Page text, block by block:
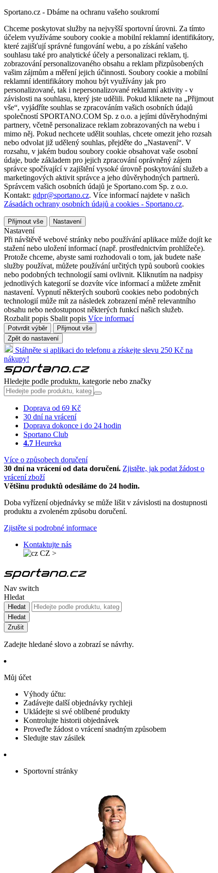
Sportano.cz - Dbáme na ochranu vašeho soukromí
Chceme poskytovat služby na nejvyšší sportovní úrovni. Za tímto
účelem využíváme soubory cookie a mobilní reklamní identifikátory,
které zajišťují správné fungování webu, a po získání vašeho
souhlasu také pro analytické účely a personalizaci reklam, tj.
zobrazování personalizovaného obsahu a reklam přizpůsobených
vašim zájmům a měření jejich účinnosti. Soubory cookie a mobilní
reklamní identifikátory mohou být využívány jak pro
personalizované, tak i nepersonalizované reklamní aktivity - v
závislosti na souhlasu, který jste udělili. Pokud kliknete na „Přijmout
vše“, vyjádříte souhlas se zpracováním vašich osobních údajů
společností SPORTANO.COM Sp. z o.o. a jejími důvěryhodnými
partnery, včetně personalizace reklam zobrazovaných na webu i
mimo něj. Pokud nechcete udělit souhlas, chcete omezit jeho rozsah
nebo odvolat již udělený souhlas, přejděte do „Nastavení“. V
rozsahu, v jakém budou soubory cookie obsahovat vaše osobní
údaje, bude základem pro jejich zpracování oprávněný zájem
správce spočívající v zajištění vysoké úrovně poskytování služeb a
marketingových aktivit správce a jeho důvěryhodných partnerů.
Správcem vašich osobních údajů je Sportano.com Sp. z o.o.
Kontakt: gdpr@sportano.cz. Více informací najdete v našich
Zásadách ochrany osobních údajů a cookies - Sportano.cz.
Přijmout vše Nastavení
Nastavení
Při návštěvě webové stránky nebo používání aplikace může dojít ke
stažení nebo uložení informací (např. prostřednictvím prohlížeče).
Protože chceme, abyste sami rozhodovali o tom, jak budete naše
služby používat, můžete používání určitých typů souborů cookies
nebo podobných technologií sami ovlivnit. Kliknutím na nadpisy
jednotlivých kategorií se dozvíte více informací a můžete změnit
nastavení. Vypnutí některých souborů cookies nebo podobných
technologií může mít za následek zobrazení méně relevantního
obsahu nebo nedostupnost některých funkcí našich služeb.
Rozbalit popis Sbalit popis Více informací
Potvrdit výběr
Přijmout vše
Zpět do nastavení
Stáhněte si aplikaci do telefonu a získejte slevu 250 Kč na
nákupy!
Hledejte podle produktu, kategorie nebo značky
Doprava od 69 Kč
30 dní na vrácení
Doprava dokonce i do 24 hodin
Sportano Club
4.7 Heureka
Více o způsobech doručení
30 dní na vrácení od data doručení. Zjistěte, jak podat žádost o
vrácení zboží
Většinu produktů odesíláme do 24 hodin.
Doba vyřízení objednávky se může lišit v závislosti na dostupnosti
produktu a zvoleném způsobu doručení.
Zjistěte si podrobné informace
Kontaktujte nás
CZ >
Nav switch
Hledat
Hledat
Hledat
Zrušit
Zadejte hledané slovo a zobrazí se návrhy.
Můj účet
Výhody účtu:
Zadávejte další objednávky rychleji
Ukládejte si své oblíbené produkty
Kontrolujte historii objednávek
Proveďte žádost o vrácení snadným způsobem
Sledujte stav zásilek
Sportovní stránky